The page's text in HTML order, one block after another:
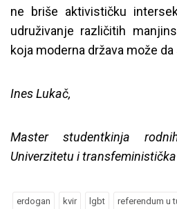
ne briše aktivističku
udruživanje različitih
koja moderna država može da
Ines Lukač,
Master studentkinja
Univerzitetu i
erdogan kvir lgbt referendum u